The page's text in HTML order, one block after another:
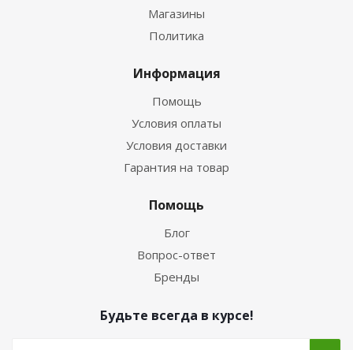
Магазины
Политика
Информация
Помощь
Условия оплаты
Условия доставки
Гарантия на товар
Помощь
Блог
Вопрос-ответ
Бренды
Будьте всегда в курсе!